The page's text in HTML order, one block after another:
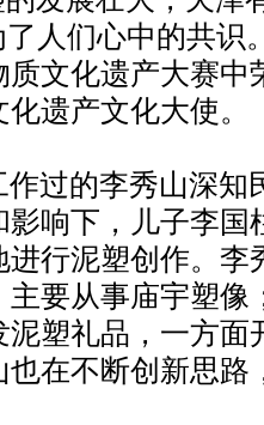
人们心中的共识
文化遗产大赛中
遗产文化大使。
过的李秀山深知
响下，儿子李国
行泥塑创作。李
要从事庙宇塑像
塑礼品，一方面
在不断创新思路